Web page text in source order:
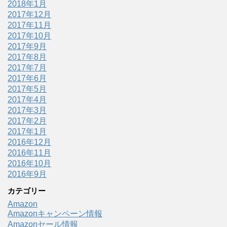
2018年1月
2017年12月
2017年11月
2017年10月
2017年9月
2017年8月
2017年7月
2017年6月
2017年5月
2017年4月
2017年3月
2017年2月
2017年1月
2016年12月
2016年11月
2016年10月
2016年9月
カテゴリー
Amazon
Amazonキャンペーン情報
Amazonセール情報